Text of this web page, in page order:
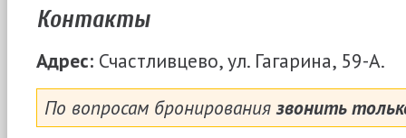
Контакты
Адрес: Счастливцево, ул. Гагарина, 59-А.
По вопросам бронированиязвонить